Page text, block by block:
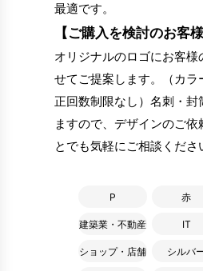
最適です。
【ご購入を検討のお客様
オリジナルのロゴにお客
せてご提案します。（カ
正回数制限なし）名刺・封
ますので、デザインのご
とでも気軽にご相談くださ
P 赤
建築業・不動産 IT
ショップ・店舗 シルバ